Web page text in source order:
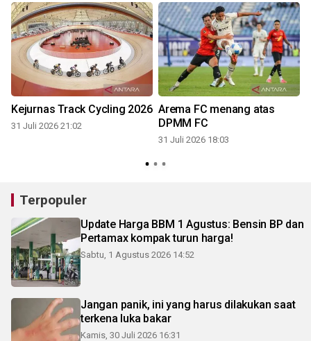
Kejurnas Track Cycling 2026
31 Juli 2026 21:02
Arema FC menang atas
DPMM FC
31 Juli 2026 18:03
Terpopuler
Update Harga BBM 1 Agustus: Bensin BP dan
Pertamax kompak turun harga!
Sabtu, 1 Agustus 2026 14:52
Jangan panik, ini yang harus dilakukan saat
terkena luka bakar
Kamis, 30 Juli 2026 16:31